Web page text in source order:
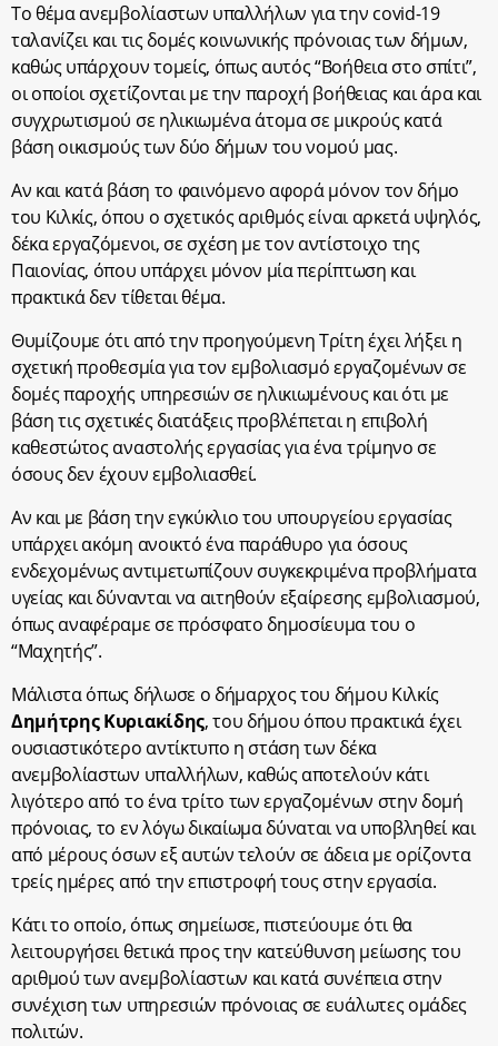
Το θέμα ανεμβολίαστων υπαλλήλων για την covid-19
ταλανίζει και τις δομές κοινωνικής πρόνοιας των δήμων,
καθώς υπάρχουν τομείς, όπως αυτός “Βοήθεια στο σπίτι”,
οι οποίοι σχετίζονται με την παροχή βοήθειας και άρα και
συγχρωτισμού σε ηλικιωμένα άτομα σε μικρούς κατά
βάση οικισμούς των δύο δήμων του νομού μας.
Αν και κατά βάση το φαινόμενο αφορά μόνον τον δήμο
του Κιλκίς, όπου ο σχετικός αριθμός είναι αρκετά υψηλός,
δέκα εργαζόμενοι, σε σχέση με τον αντίστοιχο της
Παιονίας, όπου υπάρχει μόνον μία περίπτωση και
πρακτικά δεν τίθεται θέμα.
Θυμίζουμε ότι από την προηγούμενη Τρίτη έχει λήξει η
σχετική προθεσμία για τον εμβολιασμό εργαζομένων σε
δομές παροχής υπηρεσιών σε ηλικιωμένους και ότι με
βάση τις σχετικές διατάξεις προβλέπεται η επιβολή
καθεστώτος αναστολής εργασίας για ένα τρίμηνο σε
όσους δεν έχουν εμβολιασθεί.
Αν και με βάση την εγκύκλιο του υπουργείου εργασίας
υπάρχει ακόμη ανοικτό ένα παράθυρο για όσους
ενδεχομένως αντιμετωπίζουν συγκεκριμένα προβλήματα
υγείας και δύνανται να αιτηθούν εξαίρεσης εμβολιασμού,
όπως αναφέραμε σε πρόσφατο δημοσίευμα του ο
“Μαχητής”.
Μάλιστα όπως δήλωσε ο δήμαρχος του δήμου Κιλκίς
Δημήτρης Κυριακίδης, του δήμου όπου πρακτικά έχει
ουσιαστικότερο αντίκτυπο η στάση των δέκα
ανεμβολίαστων υπαλλήλων, καθώς αποτελούν κάτι
λιγότερο από το ένα τρίτο των εργαζομένων στην δομή
πρόνοιας, το εν λόγω δικαίωμα δύναται να υποβληθεί και
από μέρους όσων εξ αυτών τελούν σε άδεια με ορίζοντα
τρείς ημέρες από την επιστροφή τους στην εργασία.
Κάτι το οποίο, όπως σημείωσε, πιστεύουμε ότι θα
λειτουργήσει θετικά προς την κατεύθυνση μείωσης του
αριθμού των ανεμβολίαστων και κατά συνέπεια στην
συνέχιση των υπηρεσιών πρόνοιας σε ευάλωτες ομάδες
πολιτών.